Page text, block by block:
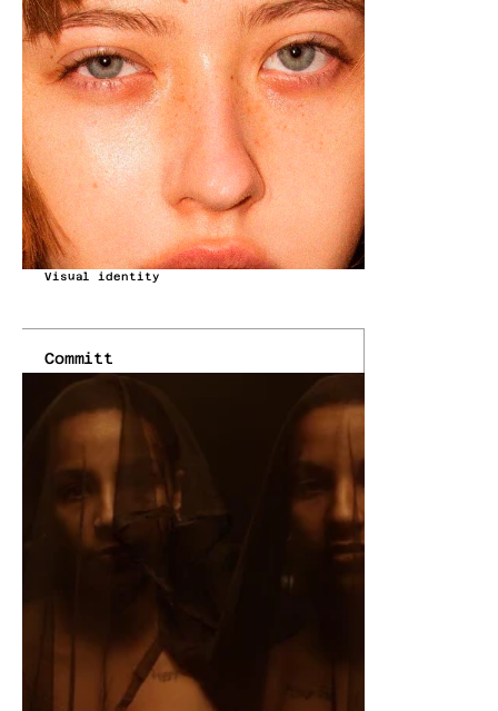
Visual identity
Committ